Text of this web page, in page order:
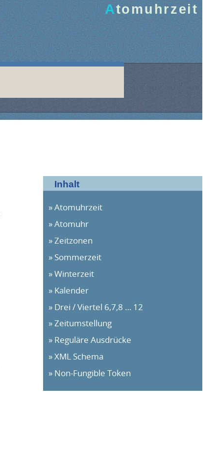
Atomuhrzeit
Inhalt
Atomuhrzeit
Atomuhr
Zeitzonen
Sommerzeit
Winterzeit
Kalender
Drei / Viertel 6,7,8 … 12
Zeitumstellung
Reguläre Ausdrücke
XML Schema
Non-Fungible Token